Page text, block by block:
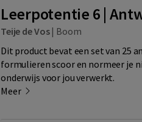
Leerpotentie 6 |
Teije de Vos| Boom
Dit product bevat een set van 25
formulieren scoor en normeer je
onderwijs voor jou verwerkt.
Meer